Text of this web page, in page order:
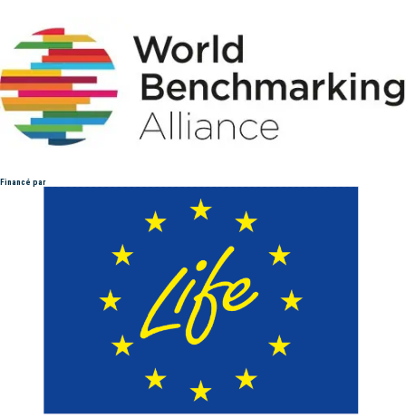
Financé par